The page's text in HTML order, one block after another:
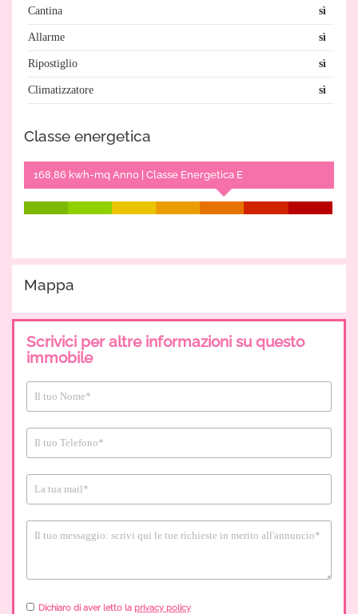
Cantina sì
Allarme sì
Ripostiglio sì
Climatizzatore sì
Classe energetica
168,86 kwh-mq Anno | Classe Energetica E
Mappa
Scrivici per altre informazioni su questo
immobile
Dichiaro di aver letto la privacy policy